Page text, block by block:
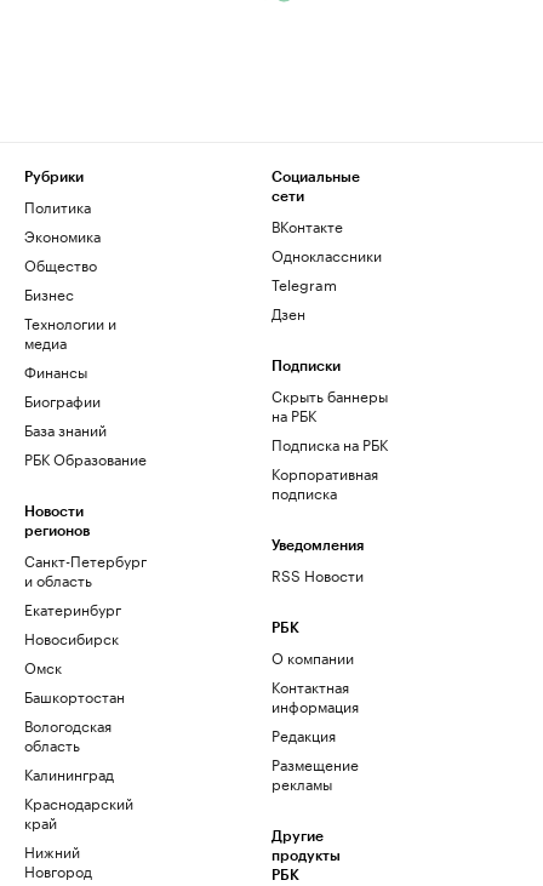
Рубрики
Политика
Экономика
Общество
Бизнес
Технологии и
медиа
Финансы
Биографии
База знаний
РБК Образование
Новости
регионов
Санкт-Петербург
и область
Екатеринбург
Новосибирск
Омск
Башкортостан
Вологодская
область
Калининград
Краснодарский
край
Нижний
Новгород
Социальные
сети
ВКонтакте
Одноклассники
Telegram
Дзен
Подписки
Скрыть баннеры
на РБК
Подписка на РБК
Корпоративная
подписка
Уведомления
RSS Новости
РБК
О компании
Контактная
информация
Редакция
Размещение
рекламы
Другие
продукты
РБК